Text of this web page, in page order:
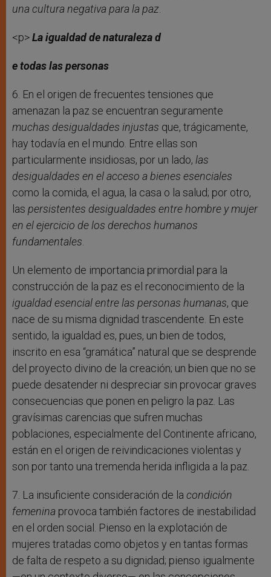
una cultura negativa para la paz.
<p>La igualdad de naturaleza d
e todas las personas
6. En el origen de frecuentes tensiones que
amenazan la paz se encuentran seguramente
muchas desigualdades injustas que, trágicamente,
hay todavía en el mundo. Entre ellas son
particularmente insidiosas, por un lado, las
desigualdades en el acceso a bienes esenciales
como la comida, el agua, la casa o la salud; por otro,
las persistentes desigualdades entre hombre y mujer
en el ejercicio de los derechos humanos
fundamentales.
Un elemento de importancia primordial para la
construcción de la paz es el reconocimiento de la
igualdad esencial entre las personas humanas, que
nace de su misma dignidad trascendente. En este
sentido, la igualdad es, pues, un bien de todos,
inscrito en esa “gramática” natural que se desprende
del proyecto divino de la creación; un bien que no se
puede desatender ni despreciar sin provocar graves
consecuencias que ponen en peligro la paz. Las
gravísimas carencias que sufren muchas
poblaciones, especialmente del Continente africano,
están en el origen de reivindicaciones violentas y
son por tanto una tremenda herida infligida a la paz.
7. La insuficiente consideración de la condición
femenina provoca también factores de inestabilidad
en el orden social. Pienso en la explotación de
mujeres tratadas como objetos y en tantas formas
de falta de respeto a su dignidad; pienso igualmente